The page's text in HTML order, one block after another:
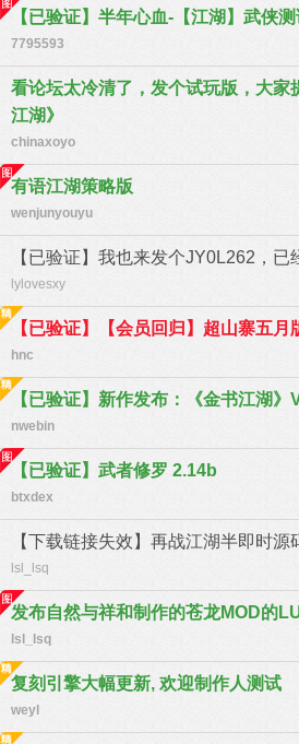
【已验证】半年心血-【江湖】武侠测
7795593
看论坛太冷清了，发个试玩版，大家
江湖》
chinaxoyo
有语江湖策略版
wenjunyouyu
【已验证】我也来发个JY0L262，已
lylovesxy
【已验证】【会员回归】超山寨五月
hnc
【已验证】新作发布：《金书江湖》
nwebin
【已验证】武者修罗 2.14b
btxdex
【下载链接失效】再战江湖半即时源
lsl_lsq
发布自然与祥和制作的苍龙MOD的
lsl_lsq
复刻引擎大幅更新, 欢迎制作人测试
weyl